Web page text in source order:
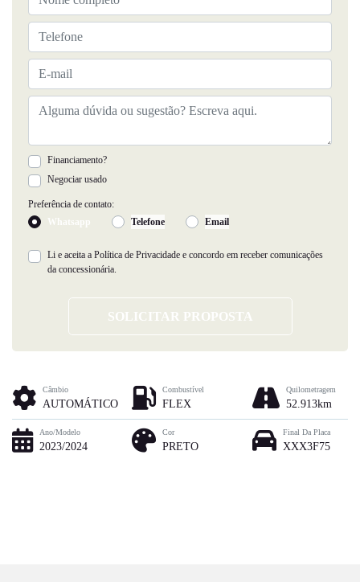
Financiamento?
Negociar usado
Preferência de contato:
Whatsapp
Telefone Email
Li e aceita a Política de Privacidade e concordo em receber comunicações
da concessionária.
SOLICITAR PROPOSTA
Câmbio
AUTOMÁTICO
Combustível
FLEX
Quilometragem
52.913km
Ano/Modelo
2023/2024
Cor
PRETO
Final Da Placa
XXX3F75